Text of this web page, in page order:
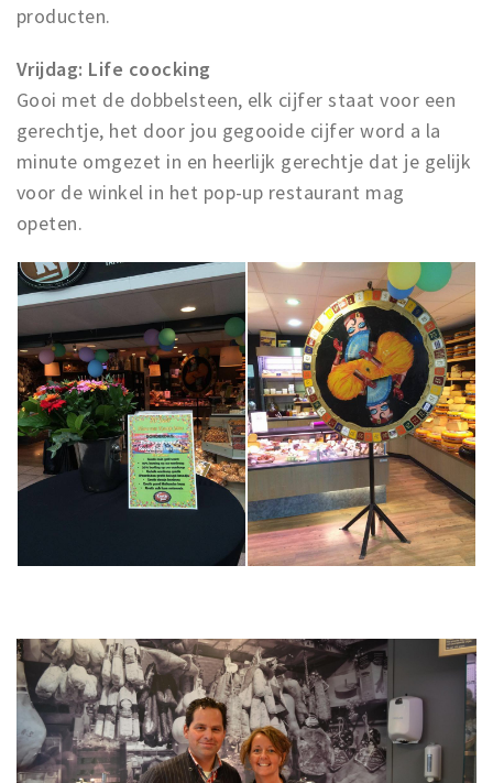
Drinken
Slapen
Recreatief
Winkels
Winkelgebieden
Deals
Parkeren
Inloggen
producten.
Vrijdag: Life coocking
Gooi met de dobbelsteen, elk cijfer staat voor een
gerechtje, het door jou gegooide cijfer word a la
minute omgezet in en heerlijk gerechtje dat je gelijk
voor de winkel in het pop-up restaurant mag
opeten.